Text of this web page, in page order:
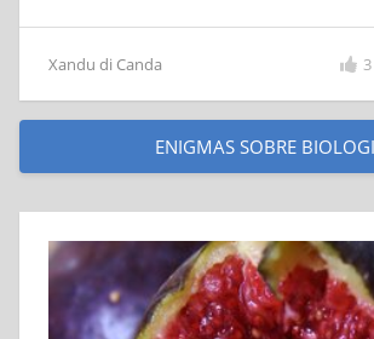
Xandu di Canda 3
ENIGMAS SOBRE